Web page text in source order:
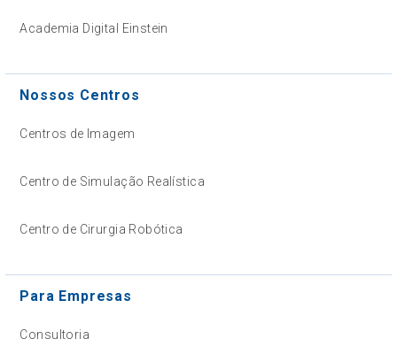
Academia Digital Einstein
Nossos Centros
Centros de Imagem
Centro de Simulação Realística
Centro de Cirurgia Robótica
Para Empresas
Consultoria